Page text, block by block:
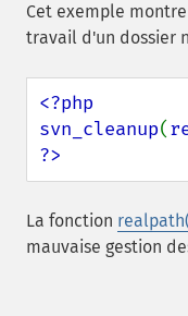
Cet exemple
travail d'un dossier
<?php
svn_cleanup(
?>
La fonction
mauvaise gestion